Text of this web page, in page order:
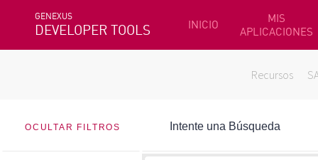
GENEXUS
DEVELOPER TOOLS INICIO
MIS
APLICACIONES
Recursos